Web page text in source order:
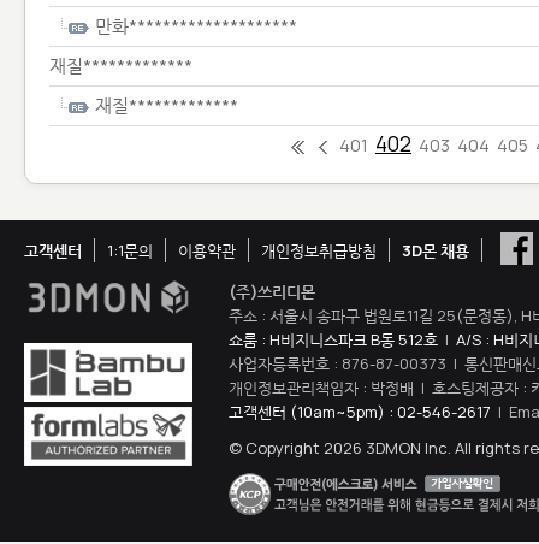
만화********************
재질*************
재질*************
401 402 403 404 405
고객센터 1:1문의 이용약관 개인정보취급방침
3D몬 채용
(주)쓰리디몬
주소 : 서울시 송파구 법원로11길 25(문정동),
쇼룸 : H비지니스파크 B동 512호 | A/S : H비지
사업자등록번호 : 876-87-00373 | 통신판매
개인정보관리책임자 : 박정배 | 호스팅제공자 :
고객센터 (10am~5pm) : 02-546-2617 |
© Copyright 2026 3DMON Inc. All rights